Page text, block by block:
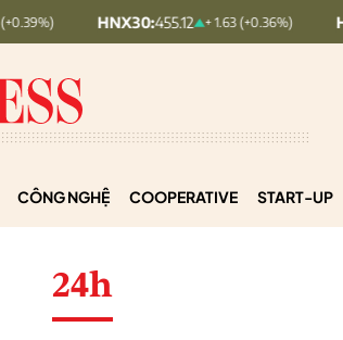
HNX30: + 1.63 (+0.36%) HNXINDEX:
CÔNG NGHỆ COOPERATIVE START-UP
24h